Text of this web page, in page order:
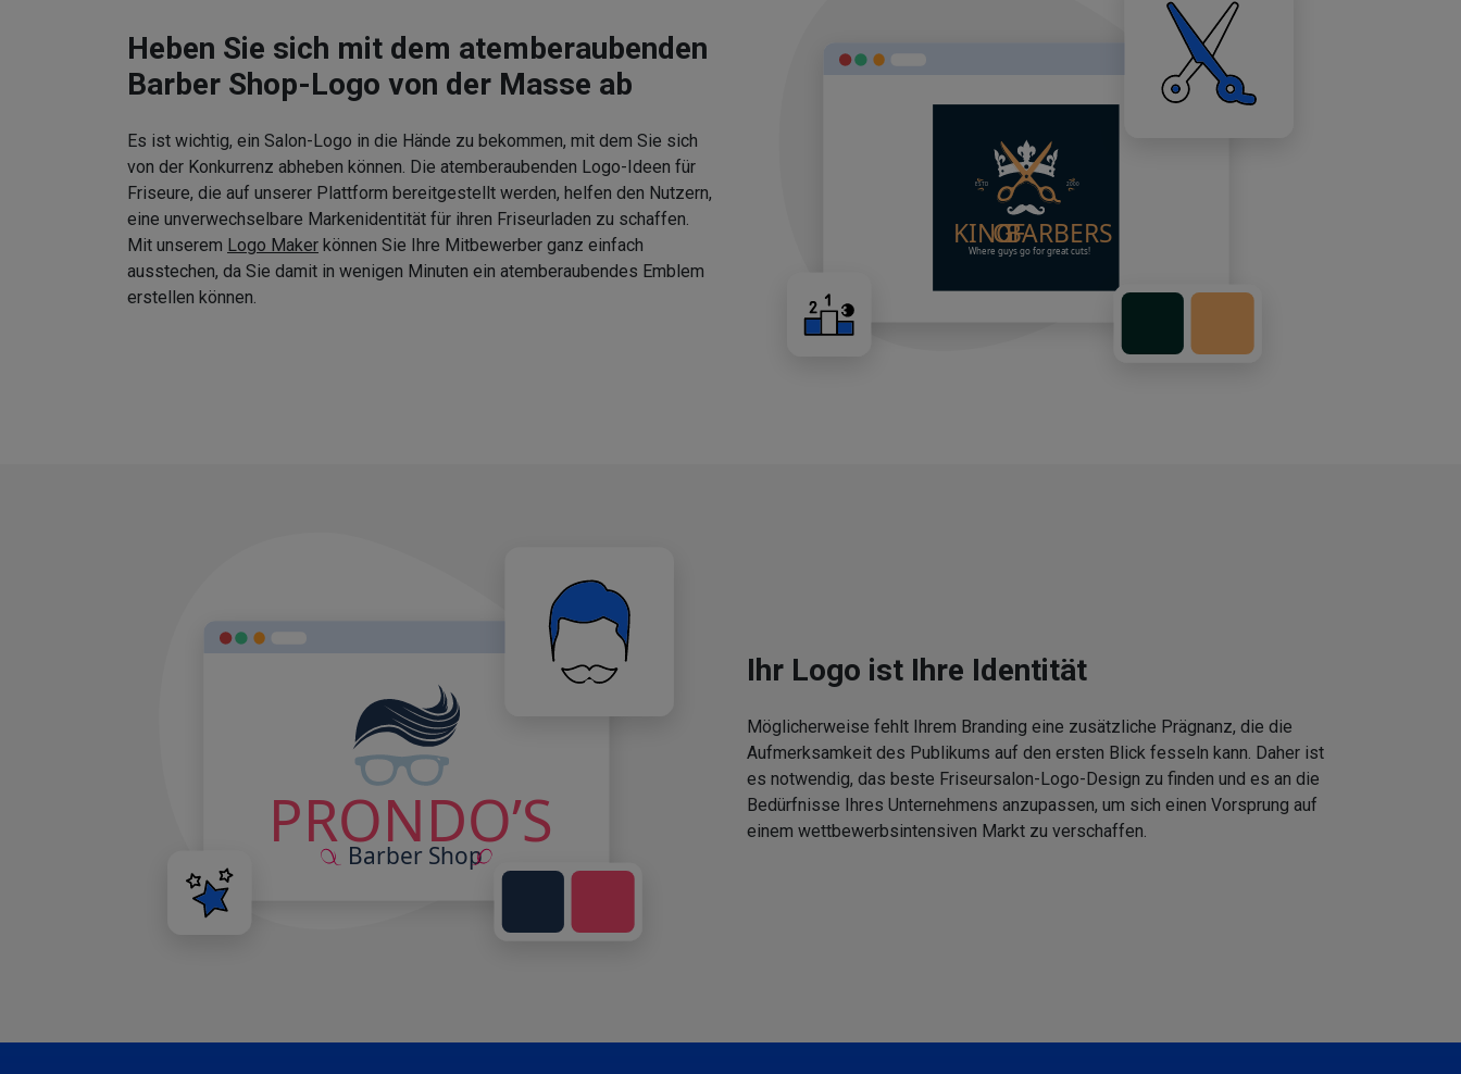
Heben Sie sich mit dem atemberaubenden
Barber Shop-Logo von der Masse ab
Es ist wichtig, ein Salon-Logo in die Hände zu bekommen, mit dem Sie sich
von der Konkurrenz abheben können. Die atemberaubenden Logo-Ideen für
Friseure, die auf unserer Plattform bereitgestellt werden, helfen den Nutzern,
eine unverwechselbare Markenidentität für ihren Friseurladen zu schaffen.
Mit unserem Logo Maker können Sie Ihre Mitbewerber ganz einfach
ausstechen, da Sie damit in wenigen Minuten ein atemberaubendes Emblem
erstellen können.
Ihr Logo ist Ihre Identität
Möglicherweise fehlt Ihrem Branding eine zusätzliche Prägnanz, die die
Aufmerksamkeit des Publikums auf den ersten Blick fesseln kann. Daher ist
es notwendig, das beste Friseursalon-Logo-Design zu finden und es an die
Bedürfnisse Ihres Unternehmens anzupassen, um sich einen Vorsprung auf
einem wettbewerbsintensiven Markt zu verschaffen.